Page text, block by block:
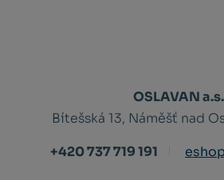
OSLAVAN a.s.
Bítešská 13, Náměšť nad
+420 737 719 191